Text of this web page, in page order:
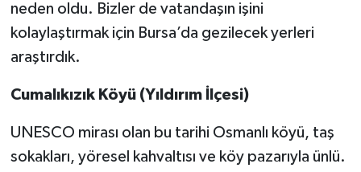
neden oldu. Bizler de vatandaşın işini
kolaylaştırmak için Bursa’da gezilecek yerleri
araştırdık.
Cumalıkızık Köyü (Yıldırım İlçesi)
UNESCO mirası olan bu tarihi Osmanlı köyü, taş
sokakları, yöresel kahvaltısı ve köy pazarıyla ünlü.